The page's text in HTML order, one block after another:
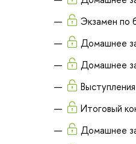
Экзамен по
Домашнее
Домашнее
Итоговый
Домашнее